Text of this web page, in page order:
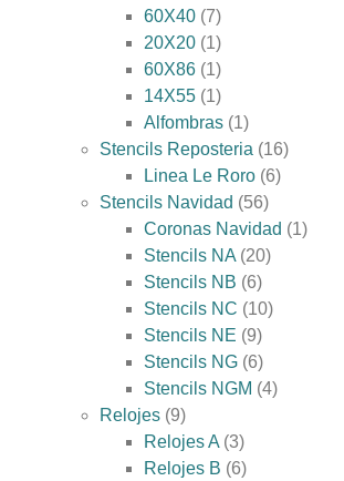
60X40 7
20X20 1
60X86 1
14X55 1
Alfombras 1
Stencils Reposteria
16
Linea Le Roro 6
Stencils Navidad
56
Coronas Navidad
1
Stencils NA 20
Stencils NB
6
Stencils NC
10
Stencils NE 9
Stencils NG 6
Stencils NGM
4
Relojes 9
Relojes A 3
Relojes B
6